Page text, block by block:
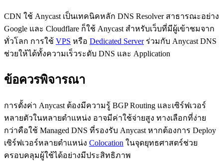
CDN ใช้ Anycast เป็นเทคนิคหลัก DNS Resolver สาธารณะอย่าง
Google และ Cloudflare ก็ใช้ Anycast สำหรับเว็บที่มีผู้เข้าชมจาก
ทั่วโลก การใช้ VPS หรือ Dedicated Serverร่วมกับ Anycast DNS
ช่วยให้ได้ทั้งความเร็วระดับ DNS และ Application
ข้อควรพิจารณา
การตั้งค่า Anycast ต้องมีความรู้ BGP Routing และเซิร์ฟเวอร์
หลายตัวในหลายตำแหน่ง อาจมีค่าใช้จ่ายสูง ทางเลือกที่ง่าย
กว่าคือใช้ Managed DNS ที่รองรับ Anycast หากต้องการ Deploy
เซิร์ฟเวอร์หลายตำแหน่ง Colocation ในจุดยุทธศาสตร์ช่วย
ครอบคลุมผู้ใช้ได้อย่างมีประสิทธิภาพ